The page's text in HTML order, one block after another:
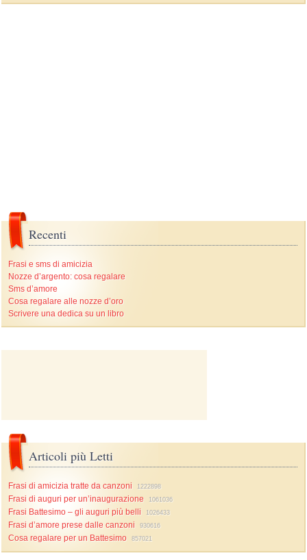
Recenti
Frasi e sms di amicizia
Nozze d’argento: cosa regalare
Sms d’amore
Cosa regalare alle nozze d’oro
Scrivere una dedica su un libro
Articoli più Letti
Frasi di amicizia tratte da canzoni 1222898
Frasi di auguri per un’inaugurazione 1061036
Frasi Battesimo – gli auguri più belli 1026433
Frasi d’amore prese dalle canzoni 930616
Cosa regalare per un Battesimo 857021